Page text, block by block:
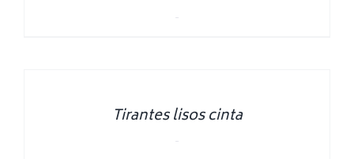
Tirantes lisos cinta